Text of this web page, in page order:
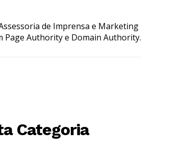
de Imprensa e Marketing
Page Authority e Domain Authority.
Categoria